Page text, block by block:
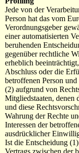
Jede von der
Person hat das vom
Verordnungsgeber
einer automatisierten
beruhenden
gegenüber rechtliche
erheblich
Abschluss oder die
betroffenen Person
(2) aufgrund von
Mitgliedstaaten, denen
und diese
Wahrung der Rechte
Interessen der
ausdrücklicher
Ist die Entscheidung
Vertrags zwischen der